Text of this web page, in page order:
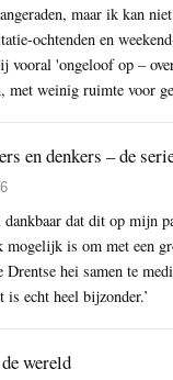
maar ik kan
ochtenden en
vooral 'ongeloof op –
met weinig ruimte voor
en denkers – de
dat dit op mijn
is om met een
Drentse hei samen te
is echt heel bijzonder.’
wereld